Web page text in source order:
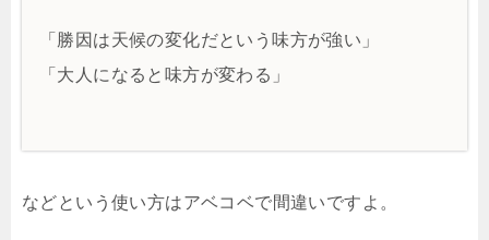
「勝因は天候の変化だという味方が強い」
「大人になると味方が変わる」
などという使い方はアベコベで間違いですよ。